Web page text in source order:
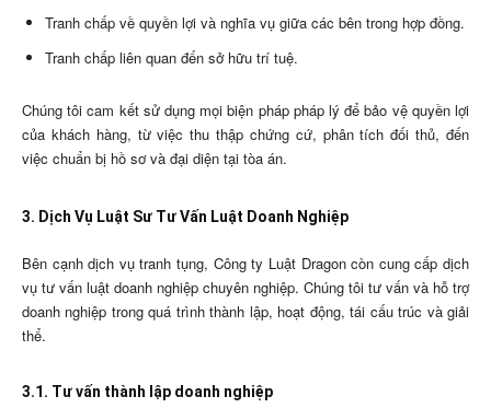
Tranh chấp về quyền lợi và nghĩa vụ giữa các bên trong hợp đồng.
Tranh chấp liên quan đến sở hữu trí tuệ.
Chúng tôi cam kết sử dụng mọi biện pháp pháp lý để bảo vệ quyền lợi
của khách hàng, từ việc thu thập chứng cứ, phân tích đối thủ, đến
việc chuẩn bị hồ sơ và đại diện tại tòa án.
3. Dịch Vụ Luật Sư Tư Vấn Luật Doanh Nghiệp
Bên cạnh dịch vụ tranh tụng, Công ty Luật Dragon còn cung cấp dịch
vụ tư vấn luật doanh nghiệp chuyên nghiệp. Chúng tôi tư vấn và hỗ trợ
doanh nghiệp trong quá trình thành lập, hoạt động, tái cấu trúc và giải
thể.
3.1. Tư vấn thành lập doanh nghiệp